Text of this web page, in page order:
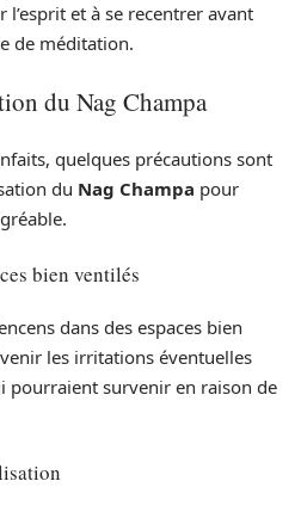
et à se recentrer avant
de méditation.
du Nag Champa
quelques précautions sont
du Nag Champa pour
bien ventilés
dans des espaces bien
les irritations éventuelles
pourraient survenir en raison de